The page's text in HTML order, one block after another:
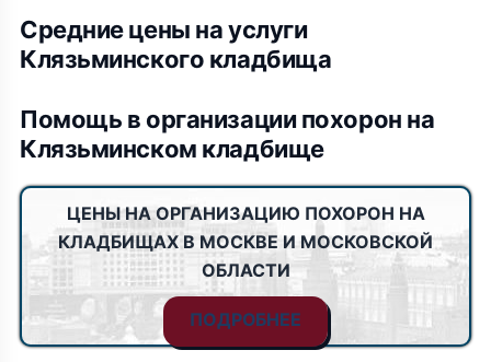
Средние цены на услуги
Клязьминского кладбища
Помощь в организации похорон на
Клязьминском кладбище
ЦЕНЫ НА ОРГАНИЗАЦИЮ ПОХОРОН НА
КЛАДБИЩАХ В МОСКВЕ И МОСКОВСКОЙ
ОБЛАСТИ
ПОДРОБНЕЕ